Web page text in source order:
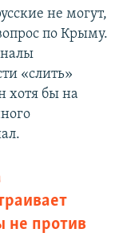
не могут,
по Крыму.
«слить»
хотя бы на
против